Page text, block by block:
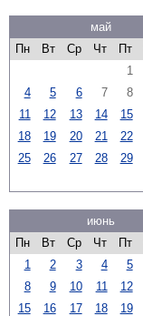
май
Пн
Вт Ср Чт Пт
1
4
5 6 7 8
11
12 13 14 15
18
19 20 21 22
25
26 27 28 29
июнь
Пн
Вт Ср Чт Пт
1
2 3 4 5
8
9 10 11 12
15
16 17 18 19